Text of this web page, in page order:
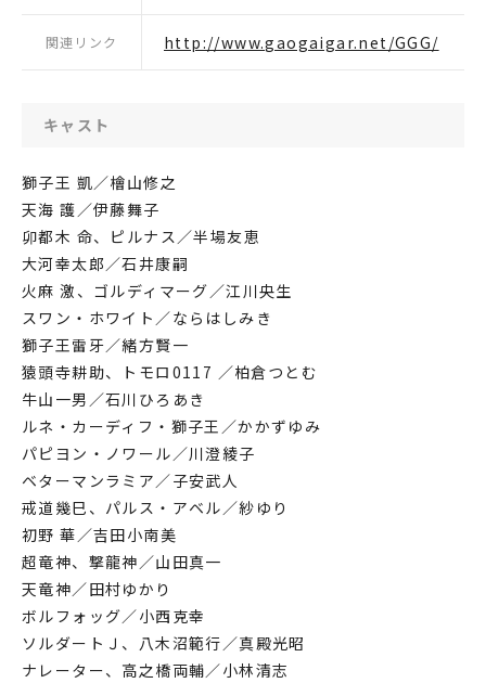
関連リンク http://www.gaogaigar.net/GGG/
キャスト
獅子王 凱／檜山修之
天海 護／伊藤舞子
卯都木 命、ピルナス／半場友恵
大河幸太郎／石井康嗣
火麻 激、ゴルディマーグ／江川央生
スワン・ホワイト／ならはしみき
獅子王雷牙／緒方賢一
猿頭寺耕助、トモロ0117 ／柏倉つとむ
牛山一男／石川ひろあき
ルネ・カーディフ・獅子王／かかずゆみ
パピヨン・ノワール／川澄綾子
ベターマンラミア／子安武人
戒道幾巳、パルス・アベル／紗ゆり
初野 華／吉田小南美
超竜神、撃龍神／山田真一
天竜神／田村ゆかり
ボルフォッグ／小西克幸
ソルダートＪ、八木沼範行／真殿光昭
ナレーター、高之橋両輔／小林清志